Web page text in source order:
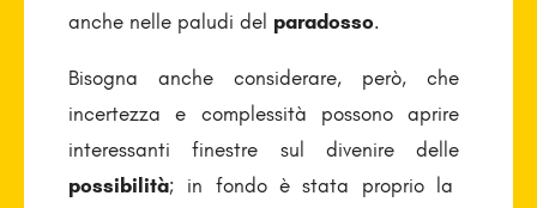
anche nelle paludi del paradosso.
Bisogna anche considerare, però, che
incertezza e complessità possono aprire
interessanti finestre sul divenire delle
possibilità; in fondo è stata proprio la